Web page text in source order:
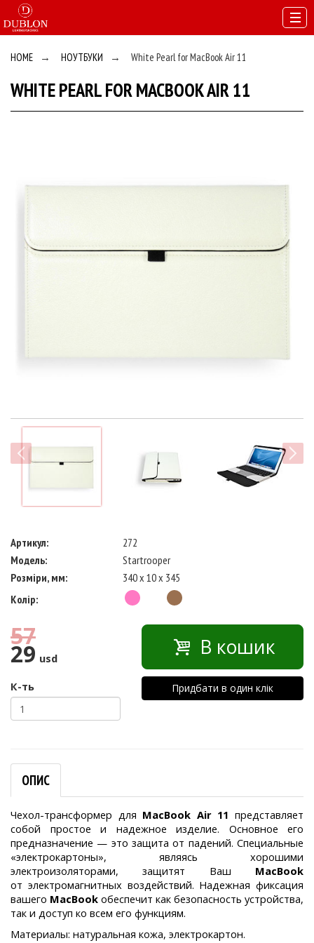
HOME → НОУТБУКИ → White Pearl for MacBook Air 11
WHITE PEARL FOR MACBOOK AIR 11
next
Артикул:
272
Модель:
Startrooper
Розміри, мм:
340 x 10 x 345
Колір:
57
29 usd
К-ть
В кошик
Придбати в один клік
ОПИС
Чехол-трансформер для MacBook Air 11 представляет
собой простое и надежное изделие. Основное его
предназначение — это защита от падений. Специальные
«электрокартоны», являясь хорошими
электроизоляторами, защитят Ваш MacBook
от электромагнитных воздействий. Надежная фиксация
вашего MacBook обеспечит как безопасность устройства,
так и доступ ко всем его функциям.
Материалы: натуральная кожа, электрокартон.